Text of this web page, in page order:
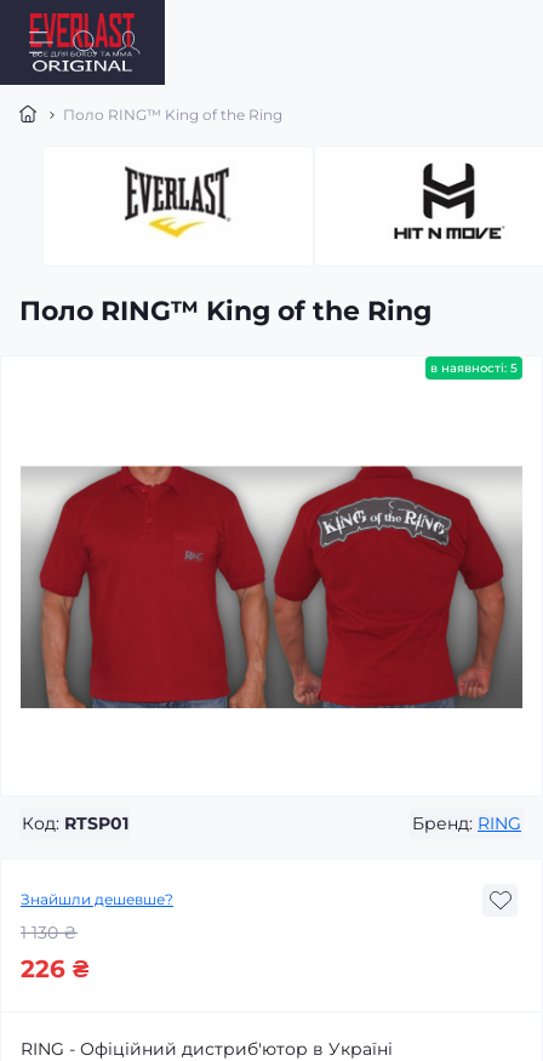
Поло RING™ King of the Ring
Поло RING™ King of the Ring
в наявності: 5
Код: RTSP01 Бренд: RING
Знайшли дешевше?
1 130 ₴
226 ₴
RING - Офіційний дистриб'ютор в Україні